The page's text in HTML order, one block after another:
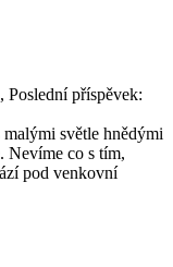
příspěvek:
světle hnědými
Nevíme co s tím,
pod venkovní